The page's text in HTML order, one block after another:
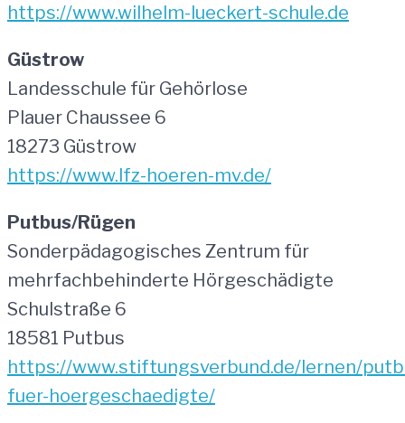
https://www.wilhelm-lueckert-schule.de
Güstrow
Landesschule für Gehörlose
Plauer Chaussee 6
18273 Güstrow
https://www.lfz-hoeren-mv.de/
Putbus/Rügen
Sonderpädagogisches Zentrum für
mehrfachbehinderte Hörgeschädigte
Schulstraße 6
18581 Putbus
https://www.stiftungsverbund.de/lernen/
fuer-hoergeschaedigte/